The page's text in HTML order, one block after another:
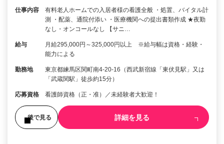
仕事内容
有料老人ホームでの入居者様の看護全般 ・処置、バイタル計
測 ・配薬、通院付添い ・医療機関への提出書類作成 ★夜勤
なし・オンコールなし 【サニ…
給与
月給295,000円～325,000円以上 ※給与幅は資格・経験・
能力による
勤務地
東京都練馬区関町南4-20-16（西武新宿線「東伏見駅」又は
「武蔵関駅」徒歩約15分）
応募資格 看護師資格（正・准）／未経験者大歓迎！
後で見る 詳細を見る